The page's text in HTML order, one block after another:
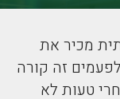
מכיר את
זה קורה
טעות לא